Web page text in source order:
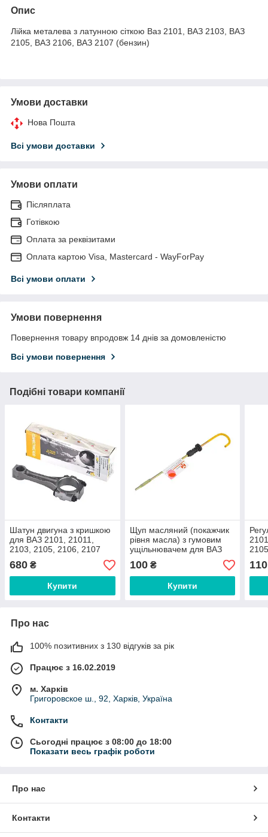
Опис
Лійка металева з латунною сіткою Ваз 2101, ВАЗ 2103, ВАЗ
2105, ВАЗ 2106, ВАЗ 2107 (бензин)
Умови доставки
Нова Пошта
Всі умови доставки
Умови оплати
Післяплата
Готівкою
Оплата за реквізитами
Оплата картою Visa, Mastercard - WayForPay
Всі умови оплати
Умови повернення
Повернення товару впродовж 14 днів за домовленістю
Всі умови повернення
Подібні товари компанії
Шатун двигуна з кришкою
для ВАЗ 2101, 21011,
2103, 2105, 2106, 2107
OEM
680 ₴
Купити
Щуп масляний (покажчик
рівня масла) з гумовим
ущільнювачем для ВАЗ
2101, 2102, 2103, 2104,
2105, 2106, 2107
100₴
Купити
110
Про нас
100% позитивних з 130 відгуків за рік
Працює з 16.02.2019
м. Харків
Григоровское ш., 92, Харків, Україна
Контакти
Сьогодні працює з 08:00 до 18:00
Показати весь графік роботи
Про нас
Контакти